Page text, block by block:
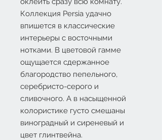
Коллекция Persia удачно
впишется в классические
интерьеры с восточными
нотками. В цветовой гамме
ощущается сдержанное
благородство пепельного,
серебристо-серого и
сливочного. А в насыщенной
колористике густо смешаны
виноградный и сиреневый и
цвет глинтвейна.